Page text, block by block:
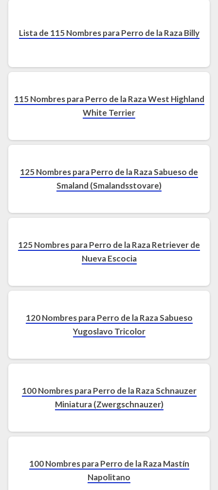
Lista de 115 Nombres para Perro de la Raza Billy
115 Nombres para Perro de la Raza West Highland
White Terrier
125 Nombres para Perro de la Raza Sabueso de
Smaland (Smalandsstovare)
125 Nombres para Perro de la Raza Retriever de
Nueva Escocia
120 Nombres para Perro de la Raza Sabueso
Yugoslavo Tricolor
100 Nombres para Perro de la Raza Schnauzer
Miniatura (Zwergschnauzer)
100 Nombres para Perro de la Raza Mastín
Napolitano